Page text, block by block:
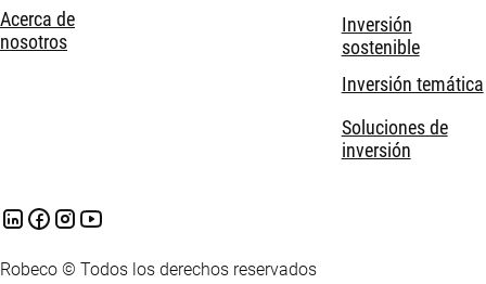
Acerca de
nosotros
Inversión
sostenible
Inversión temática
Soluciones de
inversión
Robeco © Todos los derechos reservados